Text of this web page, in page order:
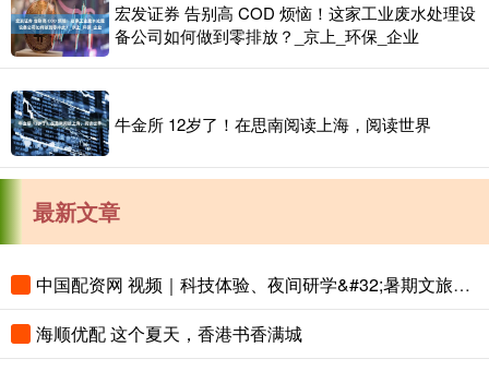
宏发证券 告别高 COD 烦恼！这家工业废水处理设
备公司如何做到零排放？_京上_环保_企业
牛金所 12岁了！在思南阅读上海，阅读世界
最新文章
中国配资网 视频｜科技体验、夜间研学&#32;暑期文旅花样上新
海顺优配 这个夏天，香港书香满城